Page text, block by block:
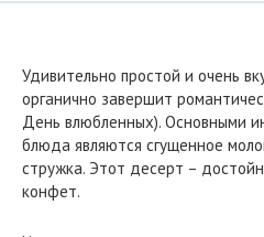
Удивительно простой и очень
органично завершит
День влюбленных). Основными
блюда являются сгущенное
стружка. Этот десерт –
конфет.